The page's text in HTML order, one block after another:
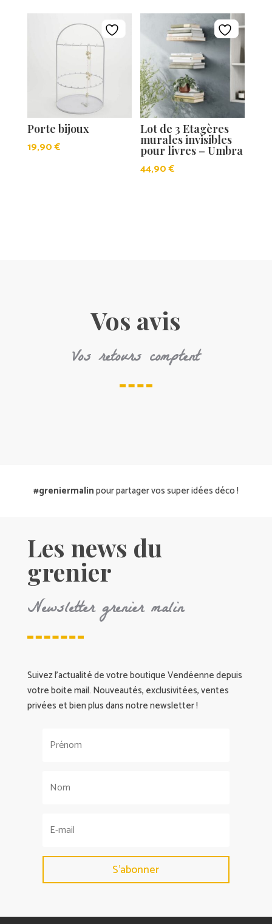
Porte bijoux
19,90€
Lot de 3 Etagères
murales invisibles
pour livres – Umbra
44,90€
Vos avis
Vos retours comptent
#greniermalinpour partager vos super idées déco !
Les news du
grenier
Newsletter grenier malin
Suivez l’actualité de votre boutique Vendéenne depuis
votre boite mail. Nouveautés, exclusivitées, ventes
privées et bien plus dans notre newsletter !
S'abonner